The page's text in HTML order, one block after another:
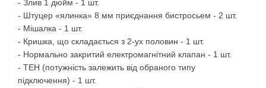
- Злив 1 дюйм - 1 шт.
- Штуцер «ялинка» 8 мм приєднання бистросьем - 2 шт.
- Мішалка - 1 шт.
- Кришка, що складається з 2-ух половин - 1 шт.
- Нормально закритий електромагнітний клапан - 1 шт.
- ТЕН (потужність залежить від обраного типу
підключення) - 1 шт.